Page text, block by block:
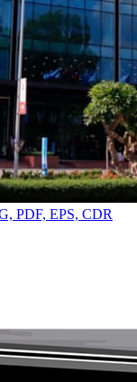
PDF, EPS, CDR